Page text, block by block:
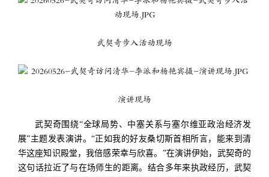
武契奇步入活动现场
演讲现场
武契奇围绕“全球局势、中塞关系与塞尔维亚政治经济发
展”主题发表演讲。“正如我的好友桑切斯首相所言，能来到清
华这座知识殿堂，我倍感荣幸与欣喜。”在演讲伊始，武契奇的
这句话拉近了与在场师生的距离。结合多年来执政经历，武契